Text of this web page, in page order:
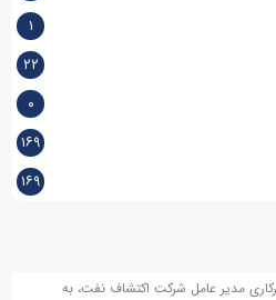
۱
۲۲
۰
۱۶۹
۱۶۹
مدیر عامل شرکت اکتشاف نفت، به